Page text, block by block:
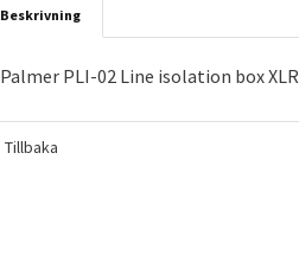
Beskrivning
Palmer PLI-02 Line isolation box XLR
Tillbaka